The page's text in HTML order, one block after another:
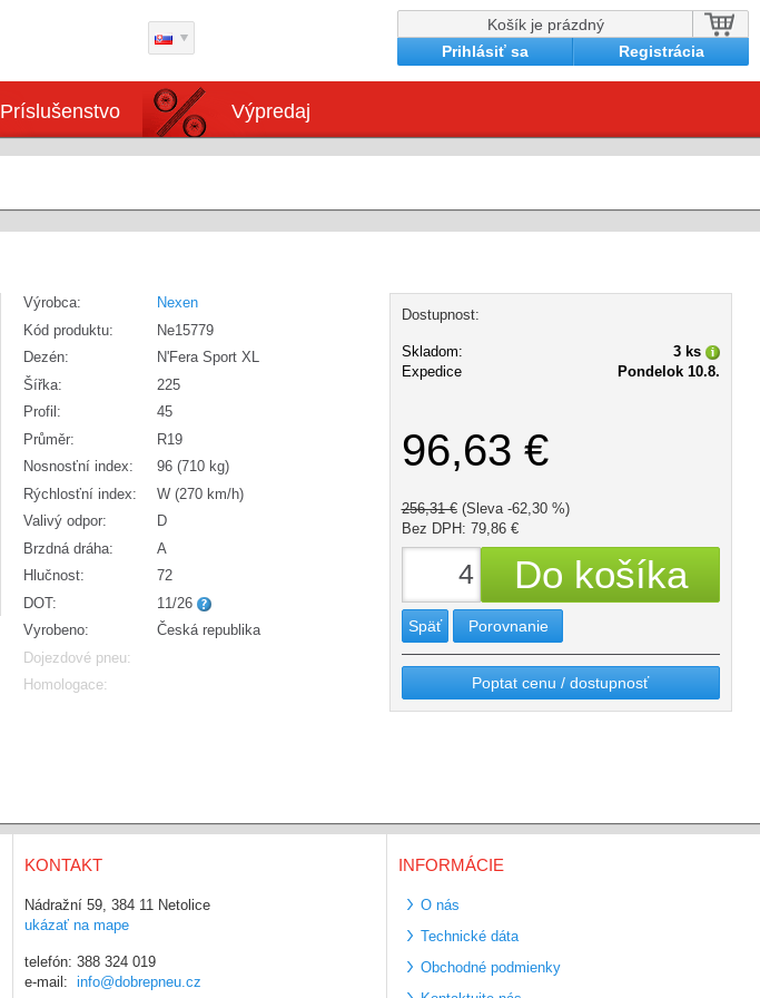
Košík je prázdný
Prihlásiť sa
Registrácia
Príslušenstvo Výpredaj
Výrobca:
Nexen
Kód produktu:
Ne15779
Dezén:
N'Fera Sport XL
Šířka:
225
Profil:
45
Průměr:
R19
Nosnosťní index:
96 (710 kg)
Rýchlosťní index:
W (270 km/h)
Valivý odpor:
D
Brzdná dráha:
A
Hlučnost:
72
DOT:
11/26
Vyrobeno:
Česká republika
Dojezdové pneu:
Homologace:
Dostupnost:
Skladom:
3 ks
Expedice
Pondelok 10.8.
96,63 €
256,31 € (Sleva -62,30 %)
Bez DPH: 79,86 €
Späť Porovnanie
Poptat cenu / dostupnosť
KONTAKT
Nádražní 59, 384 11 Netolice
ukázať na mape
telefón: 388 324 019
e-mail: info@dobrepneu.cz
INFORMÁCIE
O nás
Technické dáta
Obchodné podmienky